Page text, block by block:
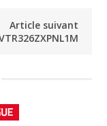
Article suivant